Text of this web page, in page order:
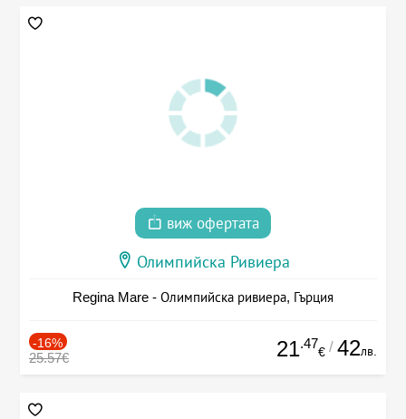
виж офертата
Олимпийска Ривиера
Regina Mare - Олимпийска ривиера, Гърция
-16%
25.57€ 21.47
€ / 42лв.